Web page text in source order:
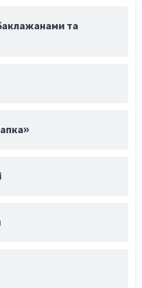
та